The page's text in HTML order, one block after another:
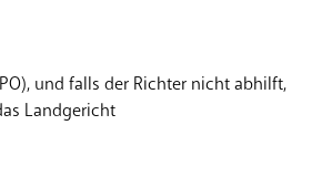
und falls der Richter nicht abhilft,
Landgericht